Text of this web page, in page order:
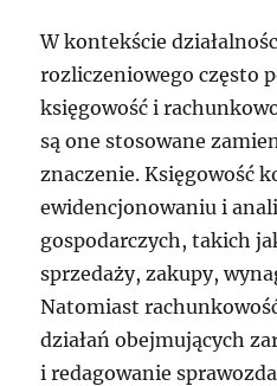
W kontekście
rozliczeniowego często
księgowość i
są one stosowane
znaczenie. Księgowość
ewidencjonowaniu i
gospodarczych, takich
sprzedaży, zakupy,
Natomiast
działań obejmujących
i redagowanie